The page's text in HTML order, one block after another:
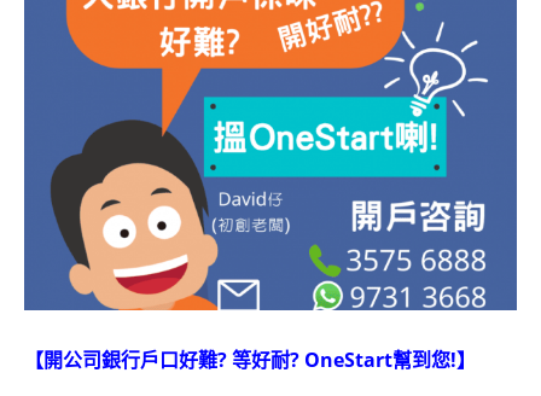
【開公司銀行戶口好難? 等好耐? OneStart幫到您!】